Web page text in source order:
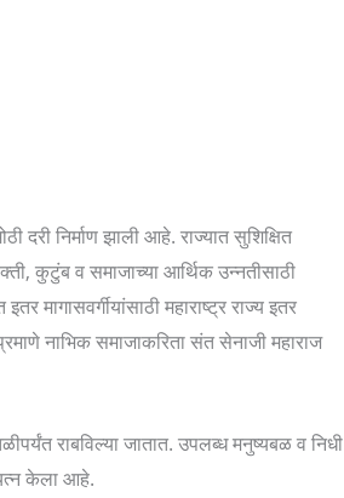
दरी निर्माण झाली आहे. राज्यात सुशिक्षित
कुटुंब व समाजाच्या आर्थिक उन्नतीसाठी
मागासवर्गीयांसाठी महाराष्ट्र राज्य इतर
नाभिक समाजाकरिता संत सेनाजी महाराज
राबविल्या जातात. उपलब्ध मनुष्यबळ व निधी
केला आहे.